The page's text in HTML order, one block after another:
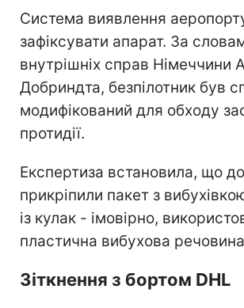
Система виявлення
зафіксувати апарат. За
внутрішніх справ Німеччини
Добриндта, безпілотник був
модифікований для обходу
протидії.
Експертиза встановила, що
прикріпили пакет з
із кулак - імовірно,
пластична вибухова
Зіткнення з бортом DHL